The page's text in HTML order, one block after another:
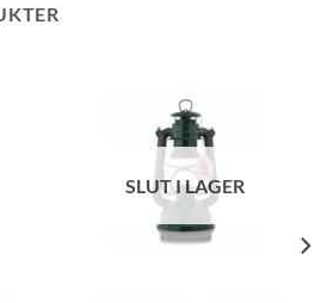
SLUT I LAGER